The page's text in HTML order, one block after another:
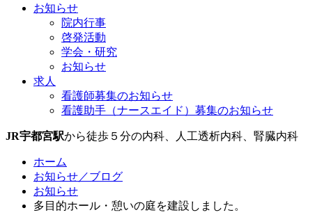
お知らせ
院内行事
啓発活動
学会・研究
お知らせ
求人
看護師募集のお知らせ
看護助手（ナースエイド）募集のお知らせ
JR宇都宮駅から徒歩５分の内科、人工透析内科、腎臓内科
ホーム
お知らせ／ブログ
お知らせ
多目的ホール・憩いの庭を建設しました。